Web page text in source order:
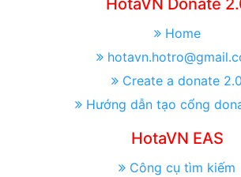
HotaVN Donate
Home
Create a donate 2.0
Hướng dẫn tạo cổng
HotaVN EAS
Công cụ tìm kiếm